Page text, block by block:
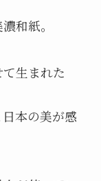
和紙。
生まれた
本の美が感